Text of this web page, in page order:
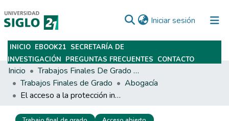
Iniciar sesión (current)
Subir
INICIO EBOOK21 SECRETARÍA DE
INVESTIGACIÓN PREGUNTAS FRECUENTES CONTACTO
Inicio
Trabajos Finales De Grado Y Posgrado
Trabajos Finales de Grado
Abogacía
El acceso a la protección integral de la familia